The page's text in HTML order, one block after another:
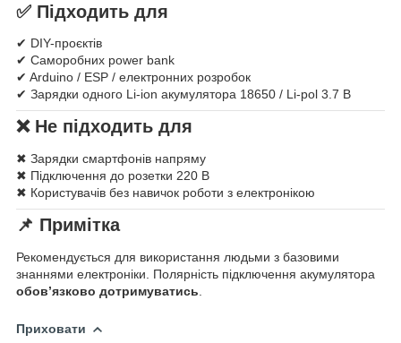
✅ Підходить для
✔ DIY-проєктів
✔ Саморобних power bank
✔ Arduino / ESP / електронних розробок
✔ Зарядки одного Li-ion акумулятора 18650 / Li-pol 3.7 В
❌ Не підходить для
✖ Зарядки смартфонів напряму
✖ Підключення до розетки 220 В
✖ Користувачів без навичок роботи з електронікою
📌 Примітка
Рекомендується для використання людьми з базовими
знаннями електроніки. Полярність підключення акумулятора
обовʼязково дотримуватись
Приховати